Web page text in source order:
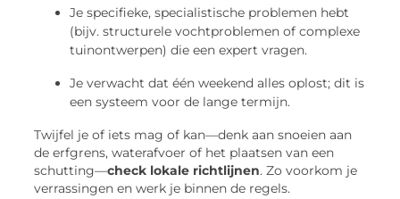
Je specifieke, specialistische problemen hebt
(bijv. structurele vochtproblemen of complexe
tuinontwerpen) die een expert vragen.
Je verwacht dat één weekend alles oplost; dit is
een systeem voor de lange termijn.
Twijfel je of iets mag of kan—denk aan snoeien aan
de erfgrens, waterafvoer of het plaatsen van een
schutting—check lokale richtlijnen. Zo voorkom je
verrassingen en werk je binnen de regels.